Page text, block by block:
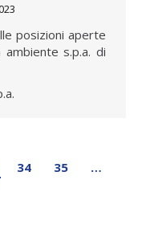
posizioni aperte
s.p.a. di
34 35
…